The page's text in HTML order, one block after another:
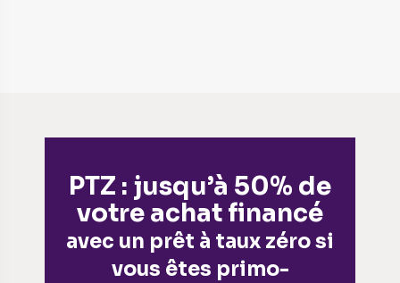
PTZ : jusqu’à 50% de
votre achat financé
avec un prêt à taux zéro si
vous êtes primo-